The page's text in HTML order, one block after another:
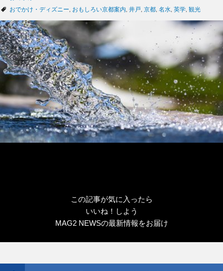
テ
リ
ー
タ
おでかけ・ディズニー おもしろい京都案内 井戸 京都 名水 英学 観光
この記事が気に入ったら
いいね！しよう
MAG2 NEWSの最新情報をお届け